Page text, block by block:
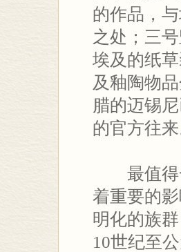
的作品，
之处；三
埃及的纸
及釉陶物
腊的迈锡
的官方往
最值
着重要的
明化的族
10世纪至